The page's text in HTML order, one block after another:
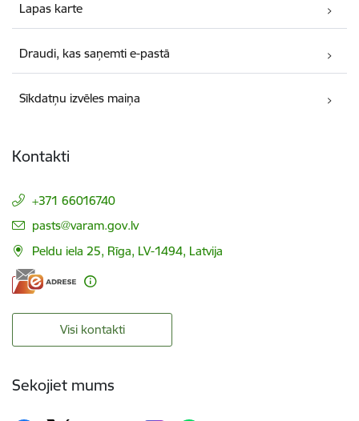
Lapas karte
Draudi, kas saņemti e-pastā
Sīkdatņu izvēles maiņa
Kontakti
+371 66016740
E-pasts:
pasts@varam.gov.lv
Peldu iela 25, Rīga, LV-1494, Latvija
Visi kontakti
Sekojiet mums